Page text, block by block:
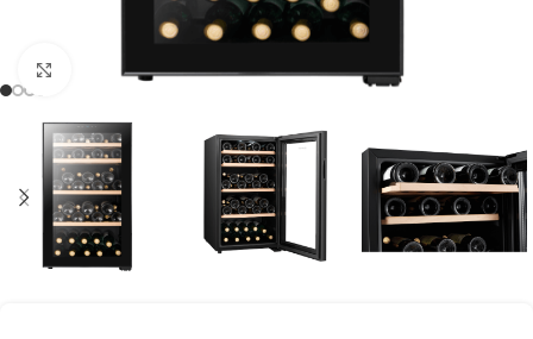
Clic para ampliar